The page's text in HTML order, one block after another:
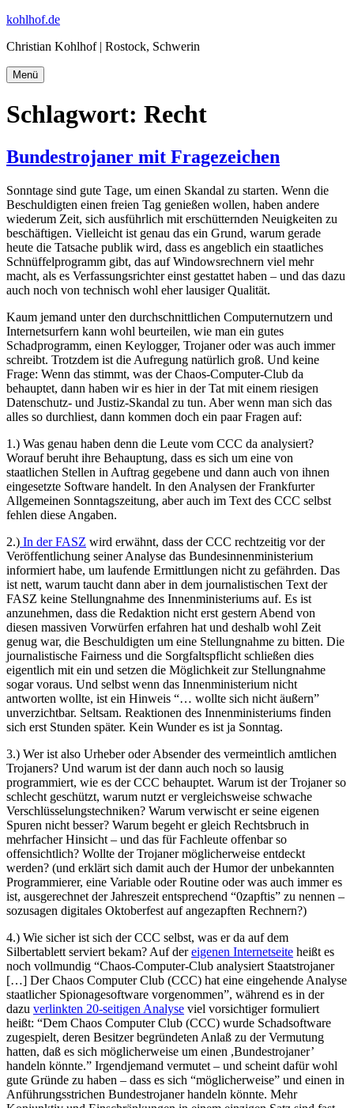
Zum
springen
kohlhof.de
Christian Kohlhof | Rostock, Schwerin
Menü
Schlagwort: Recht
Bundestrojaner mit Fragezeichen
Sonntage sind gute Tage, um einen Skandal zu starten. Wenn die
Beschuldigten einen freien Tag genießen wollen, haben andere
wiederum Zeit, sich ausführlich mit erschütternden Neuigkeiten zu
beschäftigen. Vielleicht ist genau das ein Grund, warum gerade
heute die Tatsache publik wird, dass es angeblich ein staatliches
Schnüffelprogramm gibt, das auf Windowsrechnern viel mehr
macht, als es Verfassungsrichter einst gestattet haben – und das dazu
auch noch von technisch wohl eher lausiger Qualität.
Kaum jemand unter den durchschnittlichen Computernutzern und
Internetsurfern kann wohl beurteilen, wie man ein gutes
Schadprogramm, einen Keylogger, Trojaner oder was auch immer
schreibt. Trotzdem ist die Aufregung natürlich groß. Und keine
Frage: Wenn das stimmt, was der Chaos-Computer-Club da
behauptet, dann haben wir es hier in der Tat mit einem riesigen
Datenschutz- und Justiz-Skandal zu tun. Aber wenn man sich das
alles so durchliest, dann kommen doch ein paar Fragen auf:
1.) Was genau haben denn die Leute vom CCC da analysiert?
Worauf beruht ihre Behauptung, dass es sich um eine von
staatlichen Stellen in Auftrag gegebene und dann auch von ihnen
eingesetzte Software handelt. In den Analysen der Frankfurter
Allgemeinen Sonntagszeitung, aber auch im Text des CCC selbst
fehlen diese Angaben.
2.) In der FASZ wird erwähnt, dass der CCC rechtzeitig vor der
Veröffentlichung seiner Analyse das Bundesinnenministerium
informiert habe, um laufende Ermittlungen nicht zu gefährden. Das
ist nett, warum taucht dann aber in dem journalistischen Text der
FASZ keine Stellungnahme des Innenministeriums auf. Es ist
anzunehmen, dass die Redaktion nicht erst gestern Abend von
diesen massiven Vorwürfen erfahren hat und deshalb wohl Zeit
genug war, die Beschuldigten um eine Stellungnahme zu bitten. Die
journalistische Fairness und die Sorgfaltspflicht schließen dies
eigentlich mit ein und setzen die Möglichkeit zur Stellungnahme
sogar voraus. Und selbst wenn das Innenministerium nicht
antworten wollte, ist ein Hinweis “… wollte sich nicht äußern”
unverzichtbar. Seltsam. Reaktionen des Innenministeriums finden
sich erst Stunden später. Kein Wunder es ist ja Sonntag.
3.) Wer ist also Urheber oder Absender des vermeintlich amtlichen
Trojaners? Und warum ist der dann auch noch so lausig
programmiert, wie es der CCC behauptet. Warum ist der Trojaner so
schlecht geschützt, warum nutzt er vergleichsweise schwache
Verschlüsselungstechniken? Warum verwischt er seine eigenen
Spuren nicht besser? Warum begeht er gleich Rechtsbruch in
mehrfacher Hinsicht – und das für Fachleute offenbar so
offensichtlich? Wollte der Trojaner möglicherweise entdeckt
werden? (und erklärt sich damit auch der Humor der unbekannten
Programmierer, eine Variable oder Routine oder was auch immer es
ist, ausgerechnet der Jahreszeit entsprechend “0zapftis” zu nennen –
sozusagen digitales Oktoberfest auf angezapften Rechnern?)
4.) Wie sicher ist sich der CCC selbst, was er da auf dem
Silbertablett serviert bekam? Auf dereigenen Internetseite heißt es
noch vollmundig “Chaos-Computer-Club analysiert Staatstrojaner
[…] Der Chaos Computer Club (CCC) hat eine eingehende Analyse
staatlicher Spionagesoftware vorgenommen”, während es in der
dazu verlinkten 20-seitigen Analyse viel vorsichtiger formuliert
heißt: “Dem Chaos Computer Club (CCC) wurde Schadsoftware
zugespielt, deren Besitzer begründeten Anlaß zu der Vermutung
hatten, daß es sich möglicherweise um einen ,Bundestrojaner’
handeln könnte.” Irgendjemand vermutet – und scheint dafür wohl
gute Gründe zu haben – dass es sich “möglicherweise” und einen in
Anführungsstrichen Bundestrojaner handeln könnte. Mehr